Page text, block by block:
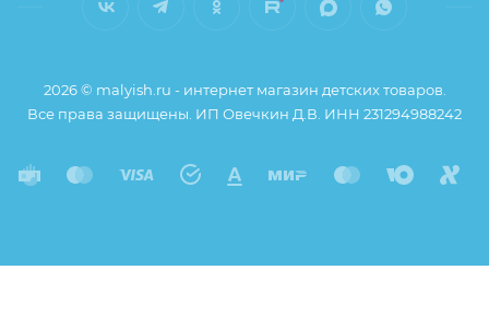
2026 © malyish.ru - интернет магазин детских товаров.
Все права защищены. ИП Овечкин Д.В. ИНН 231294988242